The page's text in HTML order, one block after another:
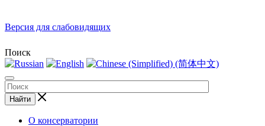
Версия для слабовидящих
Поиск
Найти
О консерватории